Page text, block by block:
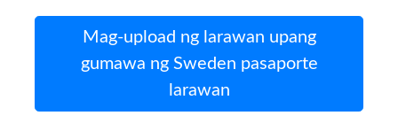
Mag-upload ng larawan upang
gumawa ng Sweden pasaporte
larawan